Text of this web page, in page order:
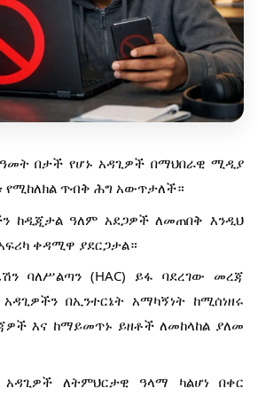
በታች የሆኑ አዳጊዎች በማህበራዊ ሚዲያ
የሚከለክል ጥብቅ ሕግ አውጥታለች።
ከዲጂታል ዓለም አደጋዎች ለመጠበቅ እንዲህ
ቀዳሚዋ ያደርጋታል።
ባለሥልጣን (HAC) ይፋ ባደረገው መረጃ
በኢንተርኔት አማካኝነት ከሚሰነዘሩ
እና ከማይመጥኑ ይዘቶች ለመከላከል ያለመ
ለትምህርታዊ ዓላማ ካልሆነ በቀር